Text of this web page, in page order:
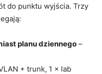
do punktu wyjścia. Trzy
planu dziennego –
+ trunk, 1 × lab